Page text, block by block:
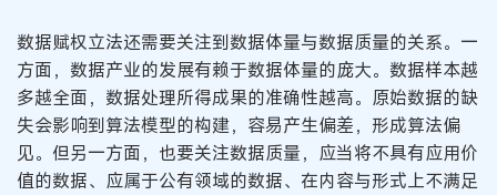
数据赋权立法还需要关注到数据体量与数据质量的关系。一
方面，数据产业的发展有赖于数据体量的庞大。数据样本越
多越全面，数据处理所得成果的准确性越高。原始数据的缺
失会影响到算法模型的构建，容易产生偏差，形成算法偏
见。但另一方面，也要关注数据质量，应当将不具有应用价
值的数据、应属于公有领域的数据、在内容与形式上不满足